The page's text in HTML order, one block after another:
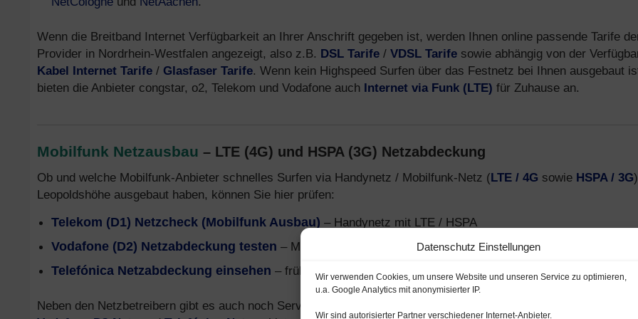
Datenschutz Einstellungen
Wir verwenden Cookies, um unsere Website und unseren Service zu optimieren,
u.a. Google Analytics mit anonymisierter IP.
Wir sind autorisierter Partner verschiedener Internet-Anbieter.
Wenn die Breitband Internet Verfügbarkeit an Ihrer Anschrift gegeben ist, werden Ihnen online passende Tarife
Provider in Nordrhein-Westfalen angezeigt, also z.B. DSL Tarife / VDSL Tarife sowie abhängig von der
Kabel Internet Tarife / Glasfaser Tarife. Wenn kein Highspeed Surfen über das Festnetz bei Ihnen ausgebaut
bieten die Anbieter congstar, o2, Telekom und Vodafone auch Internet via Funk (LTE) für Zuhause an.
Mobilfunk Netzausbau – LTE (4G) und HSPA (3G) Netzabdeckung
Ob und welche Mobilfunk-Anbieter schnelles Surfen via Handynetz / Mobilfunk-Netz (LTE / 4G sowie HSPA / 3G
Leopoldshöhe ausgebaut haben, können Sie hier prüfen:
Telekom (D1) Netzcheck (Mobilfunk Ausbau) – Handynetz mit LTE / HSPA
Vodafone (D2) Netzabdeckung testen – Mobilfunk-Netz LTE / HSPA
Telefónica Netzabdeckung einsehen – früher o2- und E-Plus Netz
Neben den Netzbetreibern gibt es auch noch Service-Provider, welche Smartphone Tarife über das Telekom